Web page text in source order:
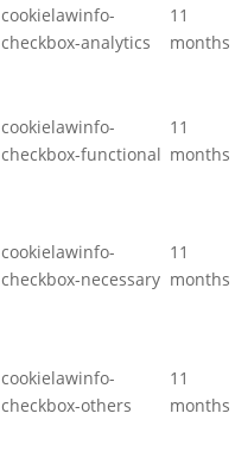
cookielawinfo-
checkbox-analytics
11
months
cookielawinfo-
checkbox-functional
11
months
cookielawinfo-
checkbox-necessary
11
months
cookielawinfo-
checkbox-others
11
months